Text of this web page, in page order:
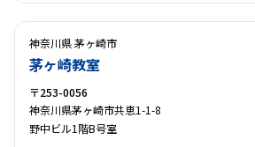
神奈川県 茅ヶ崎市
茅ヶ崎教室
〒253-0056
神奈川県茅ヶ崎市共恵1-1-8
野中ビル1階B号室